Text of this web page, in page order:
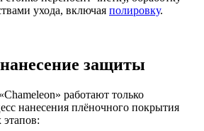
ухода, включая полировку.
защиты
работают только
нанесения плёночного покрытия
этапов: